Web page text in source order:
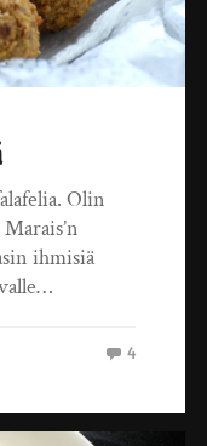
Olin
ihmisiä
4